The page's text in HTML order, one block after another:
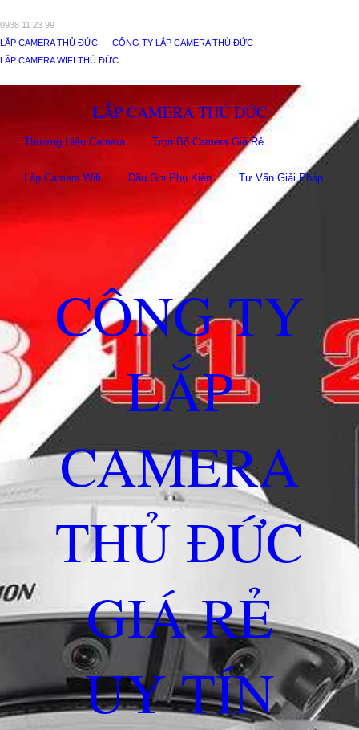
0938 11 23 99
LẮP CAMERA THỦ ĐỨC
CÔNG TY LẮP CAMERA THỦ ĐỨC
LẮP CAMERA WIFI THỦ ĐỨC
LẮP CAMERA THỦ ĐỨC
Thương Hiệu Camera Trọn Bộ Camera Giá Rẻ
Lắp Camera Wifi Đầu Ghi Phụ Kiên Tư Vấn Giải Pháp
CÔNG TY
LẮP
CAMERA
THỦ ĐỨC
GIÁ RẺ
UY TÍN